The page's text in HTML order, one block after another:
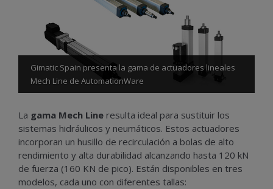
Gimatic Spain presenta la gama de actuadores lineales
Mech Line de AutomationWare
La gama Mech Line resulta ideal para sustituir los
sistemas hidráulicos y neumáticos. Estos actuadores
incorporan un husillo de recirculación a bolas de alto
rendimiento y alta durabilidad alcanzando hasta 120 kN
de fuerza (160 KN de pico). Están disponibles en tres
modelos, cada uno con diferentes tallas: